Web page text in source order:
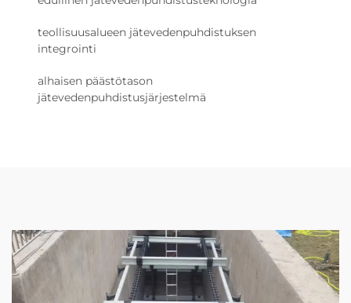
teollisuusalueen jätevedenpuhdistuksen
integrointi
alhaisen päästötason
jätevedenpuhdistusjärjestelmä